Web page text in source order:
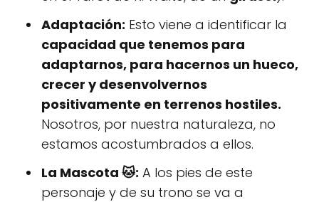
Adaptación: Esto viene a identificar la
capacidad que tenemos para
adaptarnos, para hacernos un hueco,
crecer y desenvolvernos
positivamente en terrenos hostiles.
Nosotros, por nuestra naturaleza, no
estamos acostumbrados a ellos.
La Mascota 🐱: A los pies de este
personaje y de su trono se va a